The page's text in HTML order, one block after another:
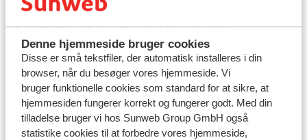
Denne hjemmeside bruger cookies
Disse er små tekstfiler, der automatisk installeres i din
browser, når du besøger vores hjemmeside. Vi
bruger funktionelle cookies som standard for at sikre, at
hjemmesiden fungerer korrekt og fungerer godt. Med din
tilladelse bruger vi hos Sunweb Group GmbH også
statistike cookies til at forbedre vores hjemmeside,
Må jeg tage en kørestol/scooter med i flyet?
Ændret den Tue, 23 Sep, 2025 kl. 12:07 PM
Må jeg tage en rollator med i flyet?
Ændret den Mon, 3 Aug kl. 11:45 AM
Skal jeg medbringe en lægeerklæring?
Ændret den Tue, 23 Sep, 2025 kl. 12:08 PM